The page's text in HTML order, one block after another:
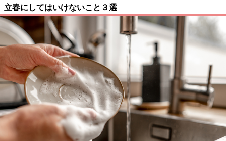
立春にしてはいけないこと３選